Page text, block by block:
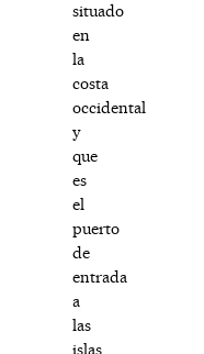
situado
en
la
costa
occidental
y
que
es
el
puerto
de
entrada
a
las
islas